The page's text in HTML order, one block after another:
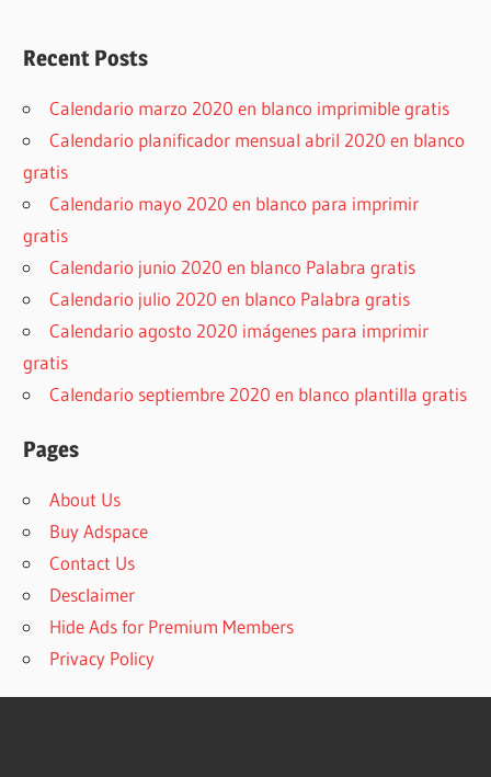
Recent Posts
Calendario marzo 2020 en blanco imprimible gratis
Calendario planificador mensual abril 2020 en blanco
gratis
Calendario mayo 2020 en blanco para imprimir
gratis
Calendario junio 2020 en blanco Palabra gratis
Calendario julio 2020 en blanco Palabra gratis
Calendario agosto 2020 imágenes para imprimir
gratis
Calendario septiembre 2020 en blanco plantilla gratis
Pages
About Us
Buy Adspace
Contact Us
Desclaimer
Hide Ads for Premium Members
Privacy Policy